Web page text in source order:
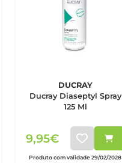
DUCRAY
Ducray Diaseptyl Spray
125 Ml
9,95€
Produto com validade 29/02/2028